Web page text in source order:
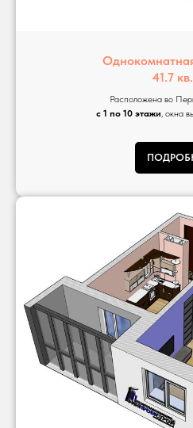
41.7
Расположена во
с 1 по 10 этажи, окна